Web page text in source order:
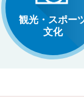
観光・スポー
文化